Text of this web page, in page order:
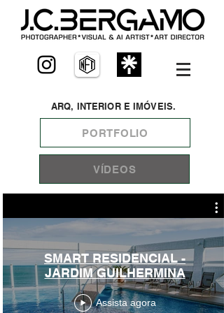
ARQ, INTERIOR E IMÓVEIS.
PORTFOLIO
VÍDEOS
SMART RESIDENCIAL -
JARDIM GUILHERMINA
Assista agora